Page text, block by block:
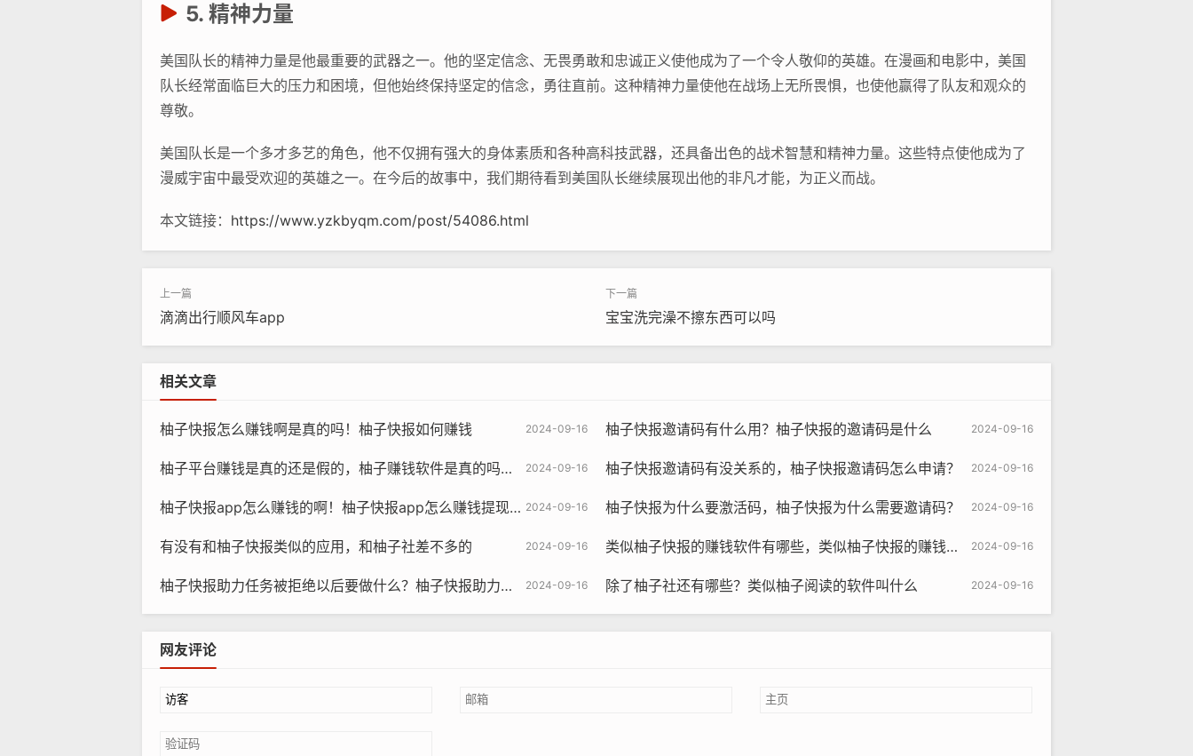
5. 精神力量
美国队长的精神力量是他最重要的武器之一。他的坚定信念、无畏勇敢和忠诚正义使他成为了一个令人敬仰的英雄。在漫画和电影中，美国
队长经常面临巨大的压力和困境，但他始终保持坚定的信念，勇往直前。这种精神力量使他在战场上无所畏惧，也使他赢得了队友和观众的
尊敬。
美国队长是一个多才多艺的角色，他不仅拥有强大的身体素质和各种高科技武器，还具备出色的战术智慧和精神力量。这些特点使他成为了
漫威宇宙中最受欢迎的英雄之一。在今后的故事中，我们期待看到美国队长继续展现出他的非凡才能，为正义而战。
本文链接： https://www.yzkbyqm.com/post/54086.html
滴滴出行顺风车app 宝宝洗完澡不擦东西可以吗
相关文章
2024-09-16
柚子快报怎么赚钱啊是真的吗！柚子快报如何赚钱 2024-09-16
柚子快报邀请码有什么用？柚子快报的邀请码是什么
2024-09-16
柚子平台赚钱是真的还是假的，柚子赚钱软件是真的吗还是假的？ 2024-09-16
柚子快报邀请码有没关系的，柚子快报邀请码怎么申请？
2024-09-16
柚子快报app怎么赚钱的啊！柚子快报app怎么赚钱提现到微信 2024-09-16
柚子快报为什么要激活码，柚子快报为什么需要邀请码？
2024-09-16
有没有和柚子快报类似的应用，和柚子社差不多的 2024-09-16
类似柚子快报的赚钱软件有哪些，类似柚子快报的赚钱软件是真的吗
2024-09-16
柚子快报助力任务被拒绝以后要做什么？柚子快报助力的昵称是什么 2024-09-16
除了柚子社还有哪些？类似柚子阅读的软件叫什么
网友评论